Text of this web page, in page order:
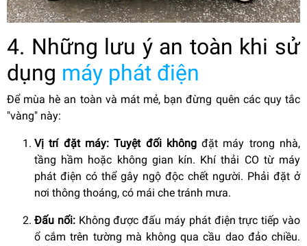
4. Những lưu ý an toàn khi sử
dụng máy phát điện
Để mùa hè an toàn và mát mẻ, bạn đừng quên các quy tắc
"vàng" này:
Vị trí đặt máy: Tuyệt đối khôngđặt máy trong nhà,
tầng hầm hoặc không gian kín. Khí thải CO từ máy
phát điện có thể gây ngộ độc chết người. Phải đặt ở
nơi thông thoáng, có mái che tránh mưa.
Đấu nối:Không được đấu máy phát điện trực tiếp vào
ổ cắm trên tường mà không qua cầu dao đảo chiều.